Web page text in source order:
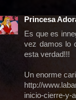
Princesa
Es que es
vez damos lo
esta verdad!!!
Un enorme
http://
inicio-cierre-y-